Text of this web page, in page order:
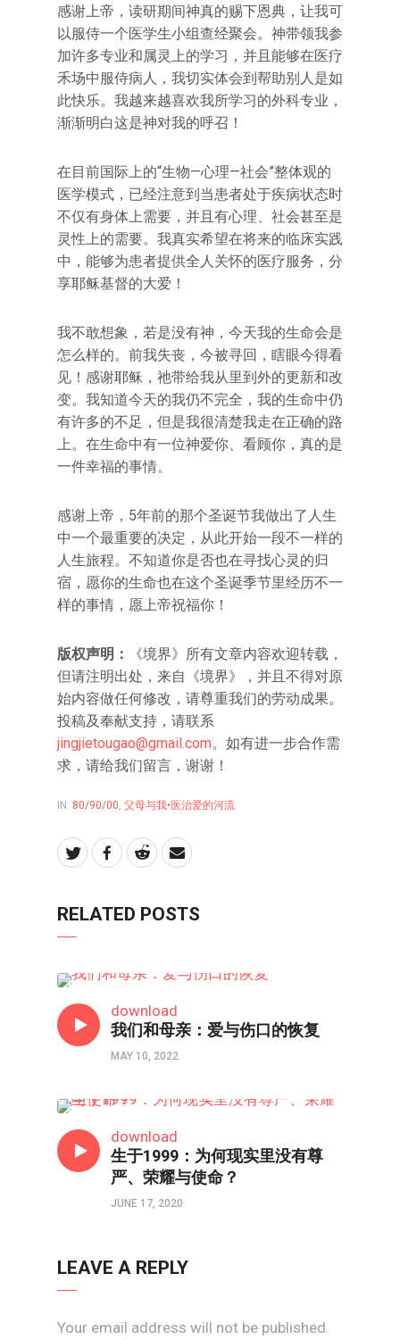
感谢上帝，读研期间神真的赐下恩典，让我可
以服侍一个医学生小组查经聚会。神带领我参
加许多专业和属灵上的学习，并且能够在医疗
禾场中服侍病人，我切实体会到帮助别人是如
此快乐。我越来越喜欢我所学习的外科专业，
渐渐明白这是神对我的呼召！
在目前国际上的“生物—心理—社会”整体观的
医学模式，已经注意到当患者处于疾病状态时
不仅有身体上需要，并且有心理、社会甚至是
灵性上的需要。我真实希望在将来的临床实践
中，能够为患者提供全人关怀的医疗服务，分
享耶稣基督的大爱！
我不敢想象，若是没有神，今天我的生命会是
怎么样的。前我失丧，今被寻回，瞎眼今得看
见！感谢耶稣，祂带给我从里到外的更新和改
变。我知道今天的我仍不完全，我的生命中仍
有许多的不足，但是我很清楚我走在正确的路
上。在生命中有一位神爱你、看顾你，真的是
一件幸福的事情。
感谢上帝，5年前的那个圣诞节我做出了人生
中一个最重要的决定，从此开始一段不一样的
人生旅程。不知道你是否也在寻找心灵的归
宿，愿你的生命也在这个圣诞季节里经历不一
样的事情，愿上帝祝福你！
版权声明：
《境界》所有文章内容欢迎转载，
但请注明出处，来自《境界》，并且不得对原
始内容做任何修改，请尊重我们的劳动成果。
投稿及奉献支持，请联系
jingjietougao@gmail.com。如有进一步合作需
求，请给我们留言，谢谢！
IN: 80/90/00, 父母与我•医治爱的河流
RELATED POSTS
download
我们和母亲：爱与伤口的恢复
MAY 10, 2022
download
生于1999：为何现实里没有尊
严、荣耀与使命？
JUNE 17, 2020
LEAVE A REPLY
Your email address will not be published.